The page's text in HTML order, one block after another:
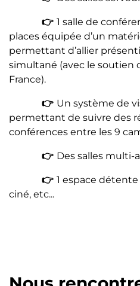
👉 1 salle de
places équipée d’un
permettant d’allier
simultané (avec le soutien
France).
👉 Un système de
permettant de suivre des
conférences entre les 9
👉 Des salles multi-
👉 1 espace
ciné, etc...